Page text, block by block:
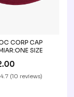
CORP CAP
SIZE
4.7 (10 reviews)